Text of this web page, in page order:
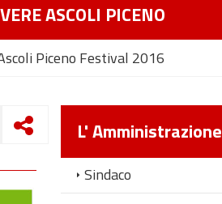
ASCOLI PICENO
Piceno Festival 2016
L' Amministrazione
Sindaco